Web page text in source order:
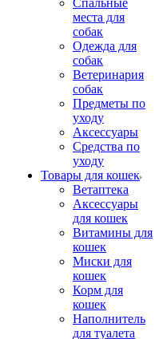
Спальные
места для
собак
Одежда для
собак
Ветеринария
собак
Предметы по
уходу
Аксессуары
Средства по
уходу
Товары для кошек
Ветаптека
Аксессуары
для кошек
Витамины для
кошек
Миски для
кошек
Корм для
кошек
Наполнитель
для туалета